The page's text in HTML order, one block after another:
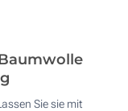
Sie sie mit